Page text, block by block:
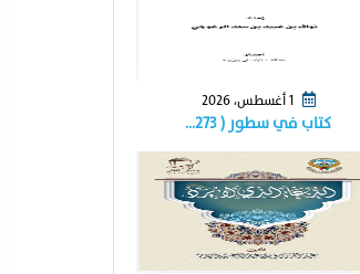
1 أغسطس، 2026
كتاب في سطور ( ٢٧٣…